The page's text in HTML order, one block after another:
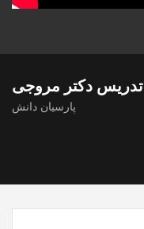
تدریس دکتر مروجی
پارسیان دانش